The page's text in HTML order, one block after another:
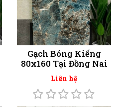
Gạch Bóng Kiếng
80x160 Tại Đồng Nai
Liên hệ